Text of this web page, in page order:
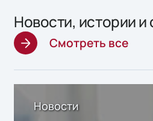
Новости, истории и
Смотреть все
Новости